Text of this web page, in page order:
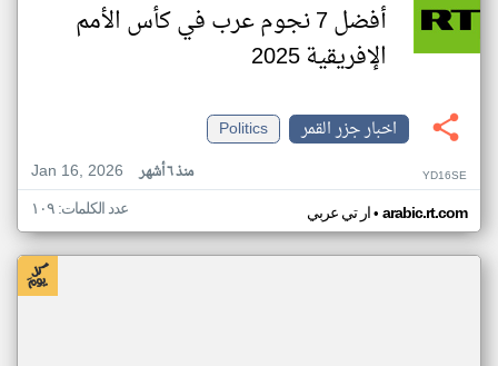
أفضل 7 نجوم عرب في كأس الأمم
الإفريقية 2025
اخبار جزر القمر
Politics
Jan 16, 2026
منذ ٦ أشهر YD16SE
ار تي عربي• arabic.rt.com عدد الكلمات: ١٠٩